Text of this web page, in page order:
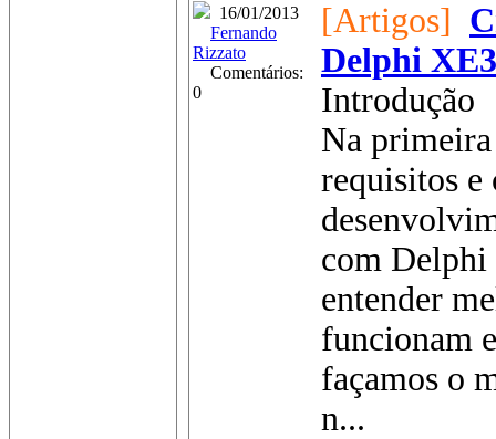
16/01/2013
Fernando
Rizzato
Comentários:
0
[Artigos]
Delphi
Introdução
Na
requisitos e
com Delphi
entender
funcionam
façamos o
n...